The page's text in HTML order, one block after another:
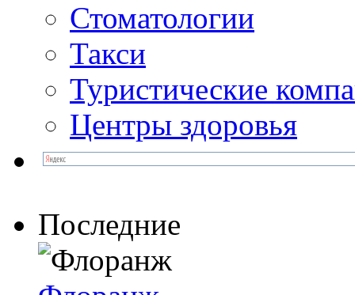
Стоматологии
Такси
Туристические
Центры здоровья
Последние